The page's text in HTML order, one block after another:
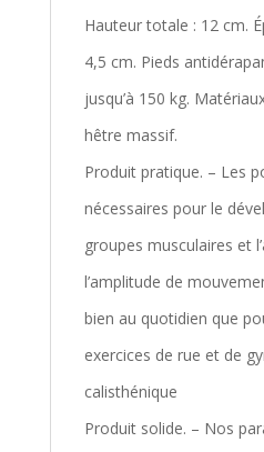
Hauteur totale : 12 cm.
4,5 cm. Pieds
jusqu’à 150 kg.
hêtre massif.
Produit pratique. – Les
nécessaires pour le
groupes musculaires et
l’amplitude de
bien au quotidien que
exercices de rue et de
calisthénique
Produit solide. – Nos